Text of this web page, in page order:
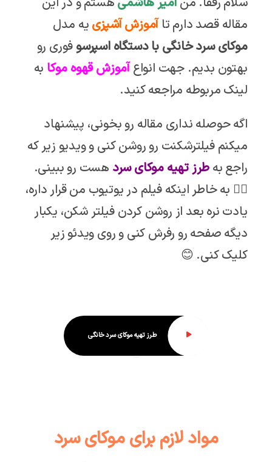
مقاله قصد دارم تاآموزش آشپزی یه مدل
موکای سرد خانگی با دستگاه اسپرسو فوری رو
بهتون بدیم. جهت انواعآموزش قهوه موکا به
لینک مربوطه مراجعه کنید.
اگه حوصله نداری مقاله رو بخونی، پیشنهاد
میکنم فیلترشکنت رو روشن کنی و ویدیو زیر که
راجع به طرز تهیه موکای سرد هست رو ببینی.
👇🏼 به خاطر اینکه فیلم در یوتیوب من قرار داره،
یادت نره بعد از روشن کردن فیلتر شکن، یکبار
دیگه صفحه رو رفرش کنی و روی ویدئو زیر
کلیک کنی. 😊
طرز تهیه موکای سرد خانگی
مواد لازم برای موکای سرد